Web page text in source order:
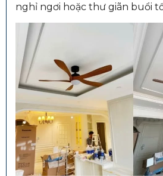
nghỉ ngơi hoặc thư giãn buổi